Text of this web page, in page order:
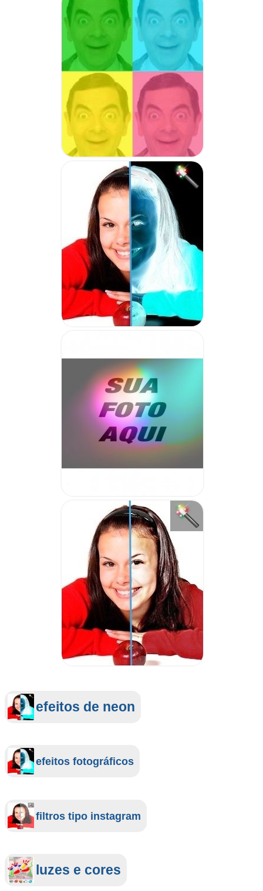
efeitos de neon
efeitos fotográficos
filtros tipo instagram
luzes e cores